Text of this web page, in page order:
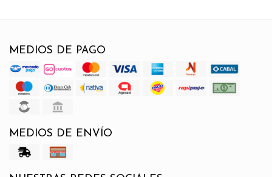
MEDIOS DE PAGO
MEDIOS DE ENVÍO